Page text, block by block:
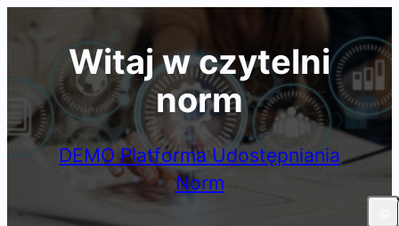
Witaj w czytelni
norm
DEMO Platforma Udostępniania
Norm